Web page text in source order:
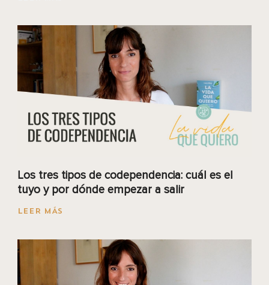
Los tres tipos de codependencia: cuál es el
tuyo y por dónde empezar a salir
LEER MÁS